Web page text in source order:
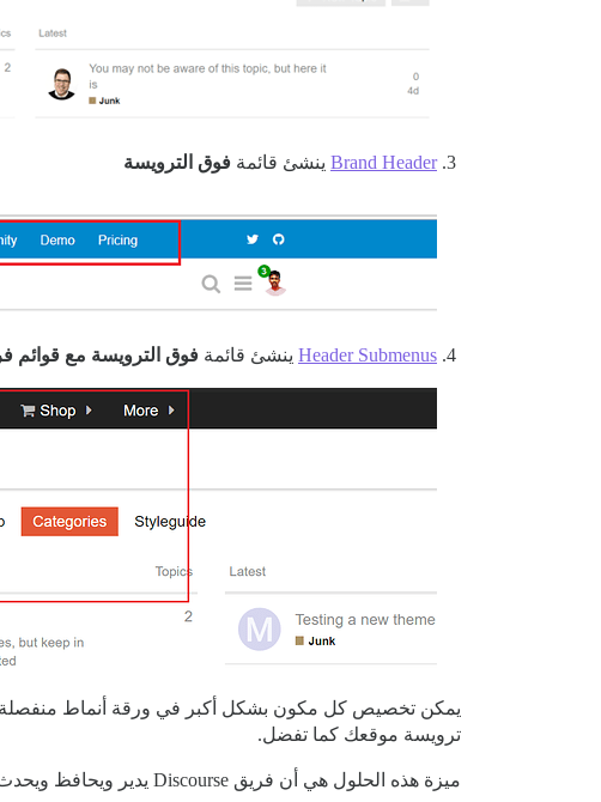
Brand Header ينشئ قائمة فوق الترويسة
Header Submenus ينشئ قائمة فوق الترويسة مع قوائم
ترويسة موقعك كما تفضل.
ميزة هذه الحلول هي أن فريق Discourse يدير ويحافظ ويحدث جميع هذه المكونات، وهي تعمل بالفعل للجوال.